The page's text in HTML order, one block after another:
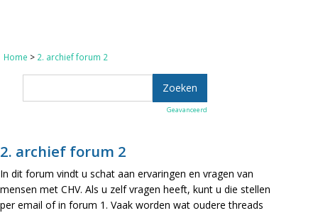
Home > 2. archief forum 2
Geavanceerd
2. archief forum 2
In dit forum vindt u schat aan ervaringen en vragen van
mensen met CHV. Als u zelf vragen heeft, kunt u die stellen
per email of in forum 1. Vaak worden wat oudere threads